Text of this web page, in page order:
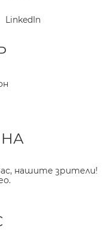
LinkedIn
нашите зрители!